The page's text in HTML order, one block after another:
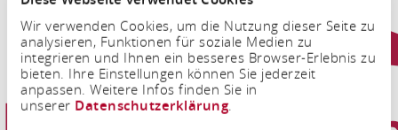
Wir verwenden Cookies, um die Nutzung dieser Seite zu
analysieren, Funktionen für soziale Medien zu
integrieren und Ihnen ein besseres Browser-Erlebnis zu
bieten. Ihre Einstellungen können Sie jederzeit
anpassen. Weitere Infos finden Sie in
unserer Datenschutzerklärung.
FACEBOOK INSTAGRAM